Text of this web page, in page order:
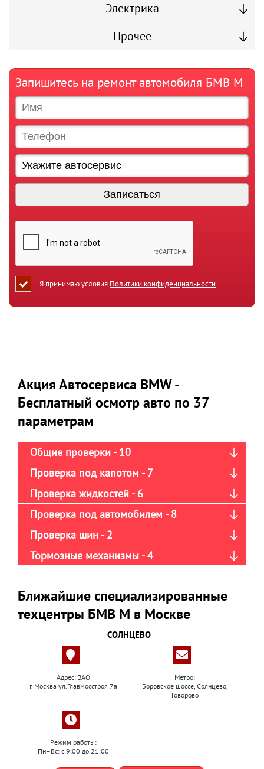
Электрика
Прочее
Запишитесь на ремонт автомобиля БМВ М
Я принимаю условия Политики конфиденциальности
Акция Автосервиса BMW -
Бесплатный осмотр авто по 37
параметрам
Общие проверки - 10
Проверка под капотом - 7
Проверка жидкостей - 6
Проверка под автомобилем - 8
Проверка шин - 2
Тормозные механизмы - 4
Ближайшие специализированные
техцентры БМВ М в Москве
СОЛНЦЕВО
Адрес: ЗАО
г. Москва ул.Главмосстроя 7а
Метро:
Боровское шоссе, Солнцево,
Говорово
Режим работы:
Пн–Вс: с 9:00 до 21:00